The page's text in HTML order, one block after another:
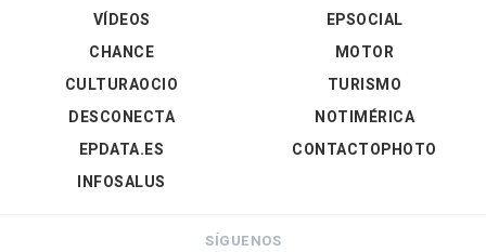
VÍDEOS
EPSOCIAL
CHANCE
CULTURAOCIO
DESCONECTA
EPDATA.ES
INFOSALUS
MOTOR
TURISMO
NOTIMÉRICA
CONTACTOPHOTO
SÍGUENOS